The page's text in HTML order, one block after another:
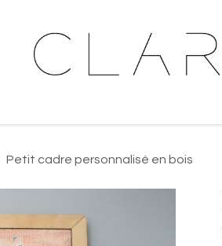
Petit cadre personnalisé en bois